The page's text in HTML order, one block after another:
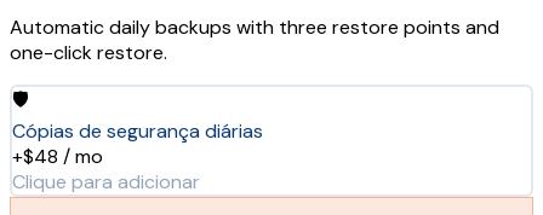
Automatic daily backups with three restore points and
one-click restore.
🛡️
Cópias de segurança diárias
+$48 / mo
Clique para adicionar